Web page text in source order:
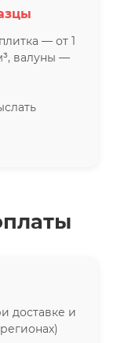
— от 1
валуны —
доставке и